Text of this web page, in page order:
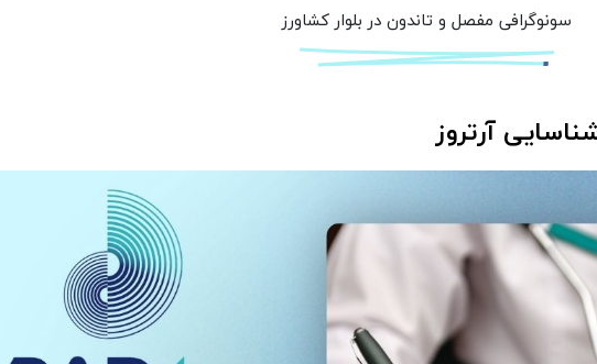
سونوگرافی مفصل و تاندون در بلوار کشاورز
آرتروز